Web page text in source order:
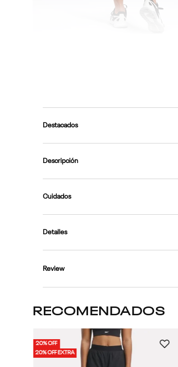
Destacados
Descripción
Cuidados
Detalles
Review
RECOMENDADOS
20% OFF
20% OFF EXTRA